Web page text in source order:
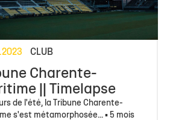
CLUB
Charente-
|| Timelapse
de l'été, la Tribune Charente-
s'est métamorphosée... ▪️ 5 mois